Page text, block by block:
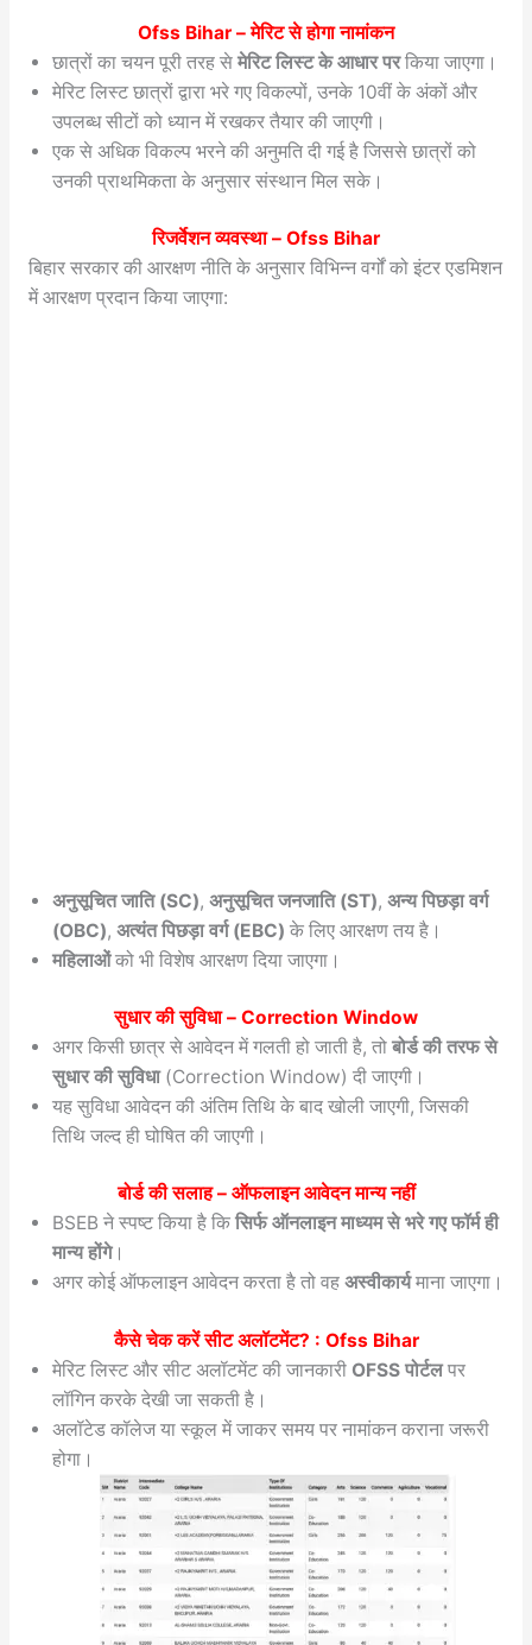
Ofss Bihar – मेरिट से होगा नामांकन
छात्रों का चयन पूरी तरह से मेरिट लिस्ट के आधार परकिया जाएगा।
मेरिट लिस्ट छात्रों द्वारा भरे गए विकल्पों, उनके 10वीं के अंकों और
उपलब्ध सीटों को ध्यान में रखकर तैयार की जाएगी।
एक से अधिक विकल्प भरने की अनुमति दी गई है जिससे छात्रों को
उनकी प्राथमिकता के अनुसार संस्थान मिल सके।
रिजर्वेशन व्यवस्था – Ofss Bihar
बिहार सरकार की आरक्षण नीति के अनुसार विभिन्न वर्गों को इंटर एडमिशन
में आरक्षण प्रदान किया जाएगा:
अनुसूचित जाति (SC), अनुसूचित जनजाति (ST), अन्य पिछड़ा वर्ग
(OBC), अत्यंत पिछड़ा वर्ग (EBC) के लिए आरक्षण तय है।
महिलाओंको भी विशेष आरक्षण दिया जाएगा।
सुधार की सुविधा – Correction Window
अगर किसी छात्र से आवेदन में गलती हो जाती है, तो बोर्ड की तरफ से
सुधार की सुविधा(Correction Window) दी जाएगी।
यह सुविधा आवेदन की अंतिम तिथि के बाद खोली जाएगी, जिसकी
तिथि जल्द ही घोषित की जाएगी।
बोर्ड की सलाह – ऑफलाइन आवेदन मान्य नहीं
BSEB ने स्पष्ट किया है कि सिर्फ ऑनलाइन माध्यम से भरे गए फॉर्म ही
मान्य होंगे।
अगर कोई ऑफलाइन आवेदन करता है तो वह अस्वीकार्यमाना जाएगा।
कैसे चेक करें सीट अलॉटमेंट? : Ofss Bihar
मेरिट लिस्ट और सीट अलॉटमेंट की जानकारी OFSS पोर्टलपर
लॉगिन करके देखी जा सकती है।
अलॉटेड कॉलेज या स्कूल में जाकर समय पर नामांकन कराना जरूरी
होगा।